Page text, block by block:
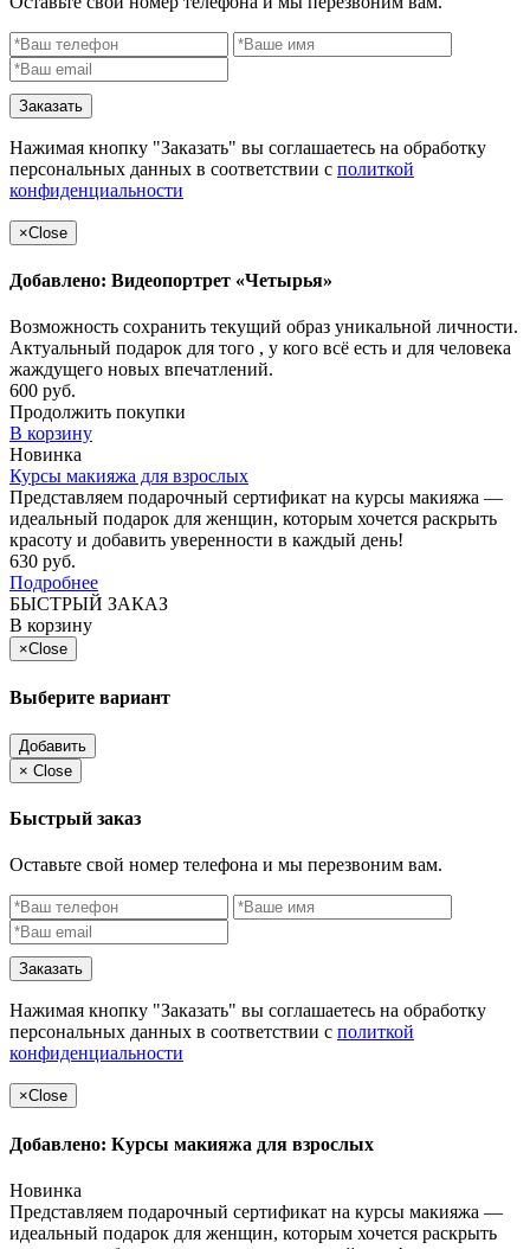
Заказать
Нажимая кнопку "Заказать" вы соглашаетесь на обработку
персональных данных в соответствии с политкой
конфиденциальности
×Close
Добавлено: Видеопортрет «Четырья»
Возможность сохранить текущий образ уникальной личности.
Актуальный подарок для того , у кого всё есть и для человека
жаждущего новых впечатлений.
600 руб.
Продолжить покупки
В корзину
Новинка
Курсы макияжа для взрослых
Представляем подарочный сертификат на курсы макияжа —
идеальный подарок для женщин, которым хочется раскрыть
красоту и добавить уверенности в каждый день!
630 руб.
Подробнее
БЫСТРЫЙ ЗАКАЗ
В корзину
×Close
Выберите вариант
Добавить
× Close
Быстрый заказ
Оставьте свой номер телефона и мы перезвоним вам.
Заказать
Нажимая кнопку "Заказать" вы соглашаетесь на обработку
персональных данных в соответствии с политкой
конфиденциальности
×Close
Добавлено: Курсы макияжа для взрослых
Новинка
Представляем подарочный сертификат на курсы макияжа —
идеальный подарок для женщин, которым хочется раскрыть